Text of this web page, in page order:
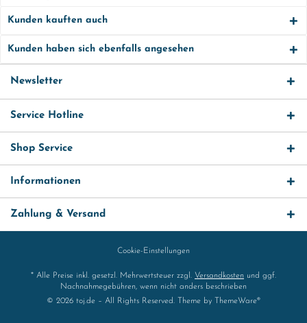
Kunden kauften auch
Kunden haben sich ebenfalls angesehen
Newsletter
Service Hotline
Shop Service
Informationen
Zahlung & Versand
Cookie-Einstellungen
* Alle Preise inkl. gesetzl. Mehrwertsteuer zzgl. Versandkosten und ggf.
Nachnahmegebühren, wenn nicht anders beschrieben
© 2026 toj.de – All Rights Reserved. Theme by
ThemeWare®